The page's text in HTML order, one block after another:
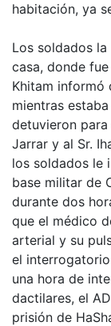
habitación, ya
Los soldados
casa, donde
Khitam informó
mientras
detuvieron
Jarrar y al Sr.
los soldados le
base militar de
durante dos
que el médico
arterial y su
el
una hora de
dactilares, el
prisión de